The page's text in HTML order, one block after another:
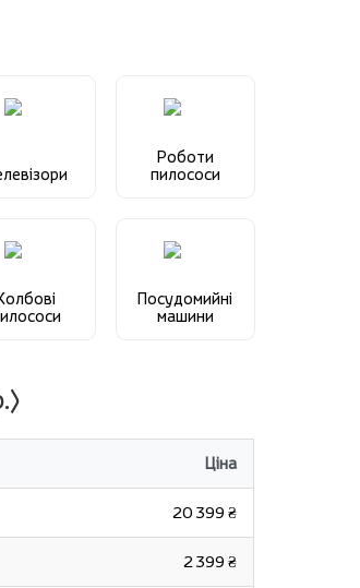
Роботи
пилососи
Посудомийні
машини
Ціна
20 399 ₴
2 399 ₴